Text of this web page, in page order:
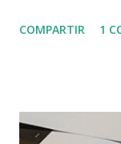
En primer lugar
etc. de nuestro
COMPARTIR 1